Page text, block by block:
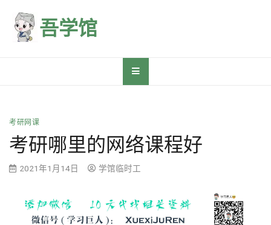
content
吾学馆
考研网课
考研哪里的网络课程好
2021年1月14日 学馆临时工